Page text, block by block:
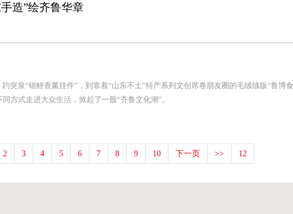
造”绘齐鲁华章
趵突泉“锦鲤香薰挂件”，到靠着“山东不土”特产系列文创席卷朋友圈的毛绒绒版“鲁
方式走进大众生活，掀起了一股“齐鲁文化潮”。
2 3 4 5 6 7 8 9 10 下一页 >> 12